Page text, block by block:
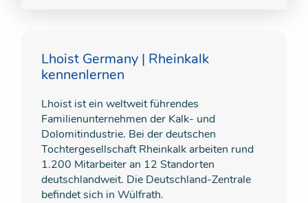
Lhoist Germany | Rheinkalk
kennenlernen
Lhoist ist ein weltweit führendes
Familienunternehmen der Kalk- und
Dolomitindustrie. Bei der deutschen
Tochtergesellschaft Rheinkalk arbeiten rund
1.200 Mitarbeiter an 12 Standorten
deutschlandweit. Die Deutschland-Zentrale
befindet sich in Wülfrath.